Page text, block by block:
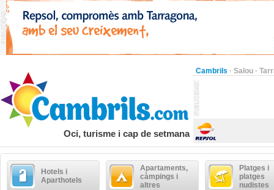
Cambrils · Salou ·
Oci, turisme i cap de setmana
Hotels i
Aparthotels
Apartaments,
càmpings i
altres
Platges i
platges
nudistes